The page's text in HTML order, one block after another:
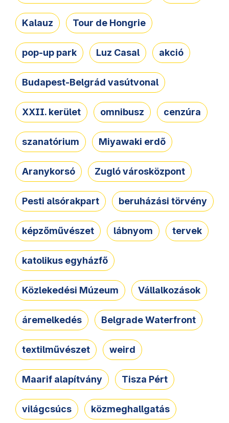
Kalauz Tour de Hongrie
pop-up park Luz Casal akció
Budapest-Belgrád vasútvonal
XXII. kerület omnibusz cenzúra
szanatórium Miyawaki erdő
Aranykorsó Zugló városközpont
Pesti alsórakpart beruházási törvény
képzőművészet lábnyom tervek
katolikus egyházfő
Közlekedési Múzeum Vállalkozások
áremelkedés Belgrade Waterfront
textilművészet weird
Maarif alapítvány Tisza Pért
világcsúcs közmeghallgatás